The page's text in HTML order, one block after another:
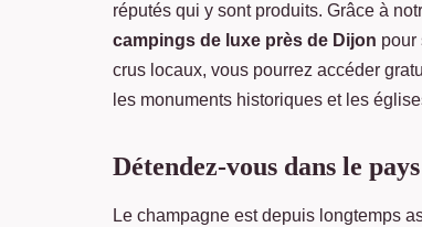
réputés qui y sont produits. Grâce à
campings de luxe près de Dijon pour
crus locaux, vous pourrez accéder
les monuments historiques et les
Détendez-vous dans le
Le champagne est depuis longtemps